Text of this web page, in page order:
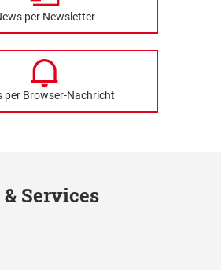
per Newsletter
per Browser-Nachricht
Services